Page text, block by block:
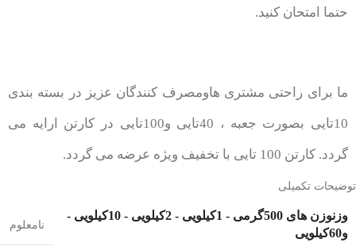
حتما امتحان کنید.
ما برای راحتی مشتری هاومصرف کنندگان عزیز در بسته بندی
10تایی بصورت جعبه ، 40تایی و100تایی در کارتن ارایه می
گردد. کارتن 100 تایی با تخفیف ویژه عرضه می گردد.
توضیحات تکمیلی
وزن
وزن های 500گرمی - 1کیلویی - 2کیلویی - 10کیلویی -
و60کیلویی
نامعلوم